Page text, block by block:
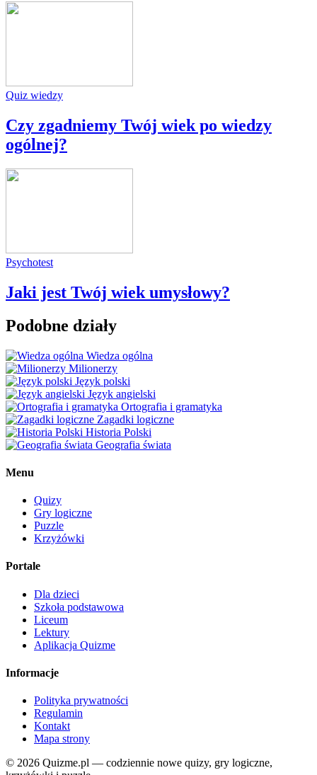
Quiz wiedzy
Czy zgadniemy Twój wiek po wiedzy
ogólnej?
Psychotest
Jaki jest Twój wiek umysłowy?
Podobne działy
Wiedza ogólna
Milionerzy
Język polski
Język angielski
Ortografia i gramatyka
Zagadki logiczne
Historia Polski
Geografia świata
Menu
Quizy
Gry logiczne
Puzzle
Krzyżówki
Portale
Dla dzieci
Szkoła podstawowa
Liceum
Lektury
Aplikacja Quizme
Informacje
Polityka prywatności
Regulamin
Kontakt
Mapa strony
© 2026 Quizme.pl — codziennie nowe quizy, gry logiczne,